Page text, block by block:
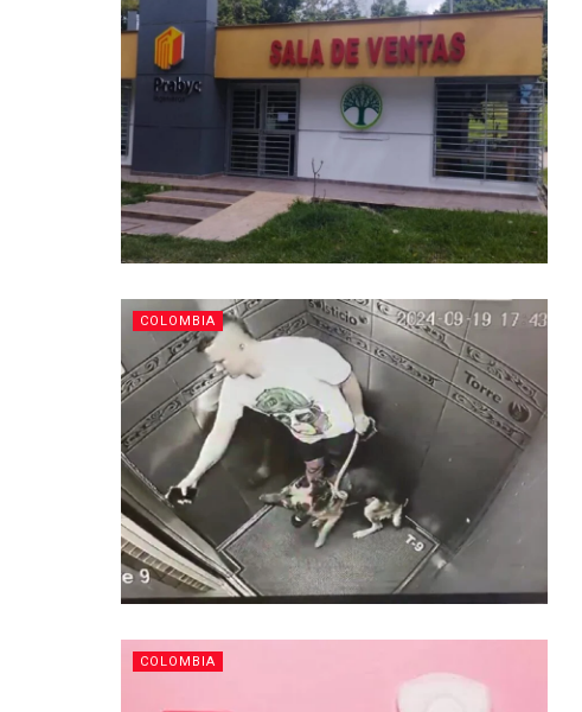
COLOMBIA
COLOMBIA